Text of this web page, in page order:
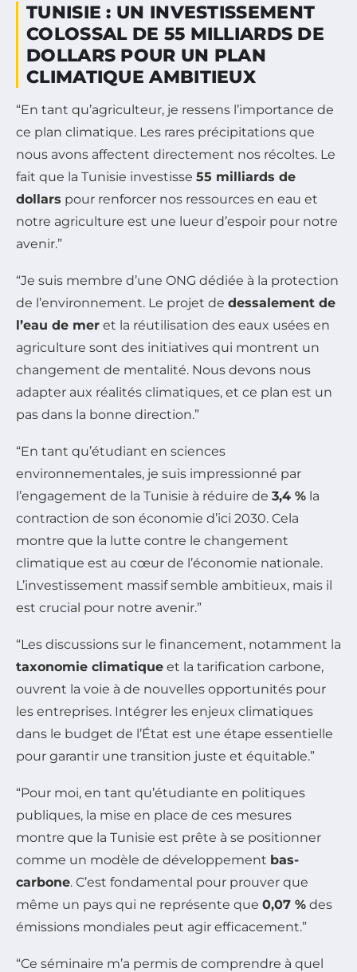
TUNISIE : UN INVESTISSEMENT
COLOSSAL DE 55 MILLIARDS DE
DOLLARS POUR UN PLAN
CLIMATIQUE AMBITIEUX
“En tant qu’agriculteur, je ressens l’importance de
ce plan climatique. Les rares précipitations que
nous avons affectent directement nos récoltes. Le
fait que la Tunisie investisse 55 milliards de
dollars pour renforcer nos ressources en eau et
notre agriculture est une lueur d’espoir pour notre
avenir.”
“Je suis membre d’une ONG dédiée à la protection
de l’environnement. Le projet de dessalement de
l’eau de mer et la réutilisation des eaux usées en
agriculture sont des initiatives qui montrent un
changement de mentalité. Nous devons nous
adapter aux réalités climatiques, et ce plan est un
pas dans la bonne direction.”
“En tant qu’étudiant en sciences
environnementales, je suis impressionné par
l’engagement de la Tunisie à réduire de 3,4 % la
contraction de son économie d’ici 2030. Cela
montre que la lutte contre le changement
climatique est au cœur de l’économie nationale.
L’investissement massif semble ambitieux, mais il
est crucial pour notre avenir.”
“Les discussions sur le financement, notamment la
taxonomie climatique et la tarification carbone,
ouvrent la voie à de nouvelles opportunités pour
les entreprises. Intégrer les enjeux climatiques
dans le budget de l’État est une étape essentielle
pour garantir une transition juste et équitable.”
“Pour moi, en tant qu’étudiante en politiques
publiques, la mise en place de ces mesures
montre que la Tunisie est prête à se positionner
comme un modèle de développement bas-
carbone. C’est fondamental pour prouver que
même un pays qui ne représente que 0,07 % des
émissions mondiales peut agir efficacement.”
“Ce séminaire m’a permis de comprendre à quel